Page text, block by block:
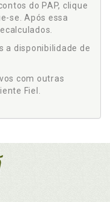
do PAP, clique
se. Após essa
a disponibilidade de
com outras
Fiel.